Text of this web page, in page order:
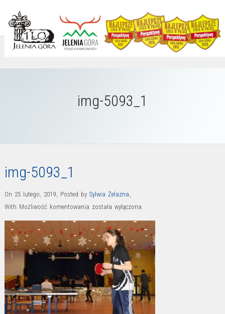
img-5093_1
img-5093_1
On 25 lutego, 2019, Posted by Sylwia Żelazna ,
With Możliwość komentowania img-
5093_1
została wyłączona